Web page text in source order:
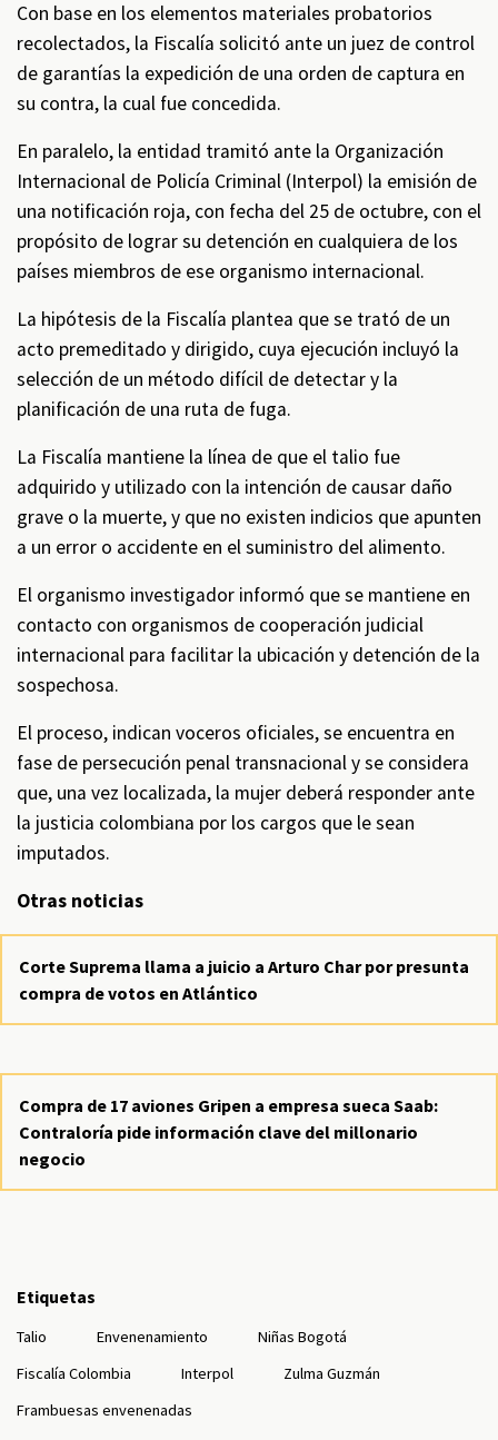
Con base en los elementos materiales probatorios
recolectados, la Fiscalía solicitó ante un juez de control
de garantías la expedición de una orden de captura en
su contra, la cual fue concedida.
En paralelo, la entidad tramitó ante la Organización
Internacional de Policía Criminal (Interpol) la emisión de
una notificación roja, con fecha del 25 de octubre, con el
propósito de lograr su detención en cualquiera de los
países miembros de ese organismo internacional.
La hipótesis de la Fiscalía plantea que se trató de un
acto premeditado y dirigido, cuya ejecución incluyó la
selección de un método difícil de detectar y la
planificación de una ruta de fuga.
La Fiscalía mantiene la línea de que el talio fue
adquirido y utilizado con la intención de causar daño
grave o la muerte, y que no existen indicios que apunten
a un error o accidente en el suministro del alimento.
El organismo investigador informó que se mantiene en
contacto con organismos de cooperación judicial
internacional para facilitar la ubicación y detención de la
sospechosa.
El proceso, indican voceros oficiales, se encuentra en
fase de persecución penal transnacional y se considera
que, una vez localizada, la mujer deberá responder ante
la justicia colombiana por los cargos que le sean
imputados.
Otras noticias
Corte Suprema llama a juicio a Arturo Char por presunta
compra de votos en Atlántico
Compra de 17 aviones Gripen a empresa sueca Saab:
Contraloría pide información clave del millonario
negocio
Etiquetas
Talio Envenenamiento
Niñas Bogotá
Fiscalía Colombia
Interpol
Zulma Guzmán
Frambuesas envenenadas